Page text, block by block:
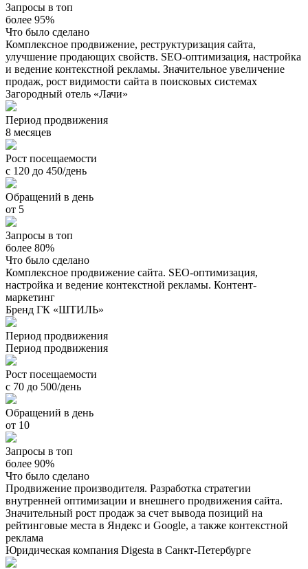
Запросы в топ
более 95%
Что было сделано
Комплексное продвижение, реструктуризация сайта,
улучшение продающих свойств. SEO-оптимизация, настройка
и ведение контекстной рекламы. Значительное увеличение
продаж, рост видимости сайта в поисковых системах
Загородный отель «Лачи»
Период продвижения
8 месяцев
Рост посещаемости
с 120 до 450/день
Обращений в день
от 5
Запросы в топ
более 80%
Что было сделано
Комплексное продвижение сайта. SEO-оптимизация,
настройка и ведение контекстной рекламы. Контент-
маркетинг
Бренд ГК «ШТИЛЬ»
Период продвижения
Период продвижения
Рост посещаемости
с 70 до 500/день
Обращений в день
от 10
Запросы в топ
более 90%
Что было сделано
Продвижение производителя. Разработка стратегии
внутренней оптимизации и внешнего продвижения сайта.
Значительный рост продаж за счет вывода позиций на
рейтинговые места в Яндекс и Google, а также контекстной
реклама
Юридическая компания Digesta в Санкт-Петербурге